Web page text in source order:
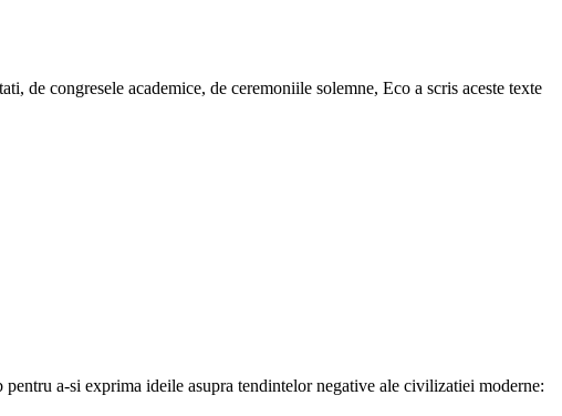
de congresele academice, de ceremoniile solemne, Eco a scris aceste texte
a-si exprima ideile asupra tendintelor negative ale civilizatiei moderne: